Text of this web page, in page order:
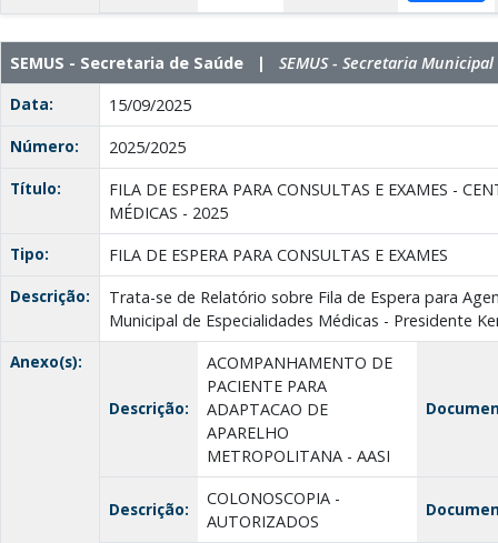
SEMUS - Secretaria de Saúde | SEMUS - Secretaria Municipal
Data:
15/09/2025
Número:
2025/2025
Título:
FILA DE ESPERA PARA CONSULTAS E EXAMES -
MÉDICAS - 2025
Tipo:
FILA DE ESPERA PARA CONSULTAS E EXAMES
Descrição:
Trata-se de Relatório sobre Fila de Espera para
Municipal de Especialidades Médicas - Presidente
Anexo(s):
Descrição:
ACOMPANHAMENTO DE
PACIENTE PARA
ADAPTACAO DE
APARELHO
METROPOLITANA - AASI
Descrição:
COLONOSCOPIA -
AUTORIZADOS